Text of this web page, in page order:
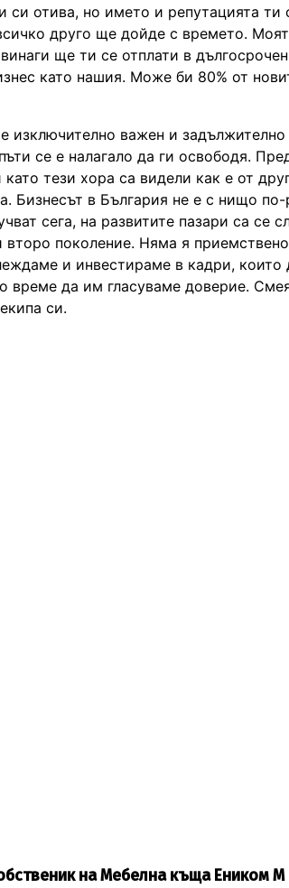
си отива, но името и репутацията
друго ще дойде с времето.
ще ти се отплати в
като нашия. Може би 80% от
изключително важен и
се е налагало да ги освободя.
тези хора са видели как е от
Бизнесът в България не е с нищо
сега, на развитите пазари са се
второ поколение. Няма я
и инвестираме в кадри,
време да им гласуваме доверие.
си.
на Мебелна къща Еником М